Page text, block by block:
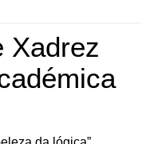
Xadrez